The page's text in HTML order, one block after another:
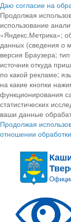
Даю согласие на
Продолжая
использование
«Яндекс.Метрика»;
данных (сведения о
версия Браузера;
источник откуда
по какой рекламе;
на какие кнопки
функционирования
статистических
ваши данные
Продолжая
отношении